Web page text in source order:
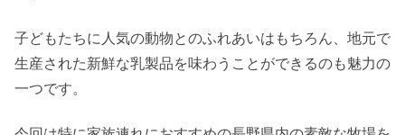
子どもたちに人気の動物とのふれあいはもちろん、地元で
生産された新鮮な乳製品を味わうことができるのも魅力の
一つです。